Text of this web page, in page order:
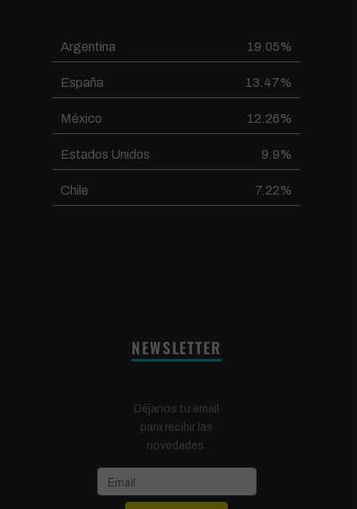
Argentina 19.05%
España 13.47%
México 12.26%
Estados Unidos 9.9%
Chile 7.22%
NEWSLETTER
Déjanos tu email
para recibir las
novedades: